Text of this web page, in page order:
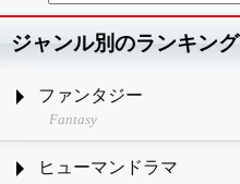
ジャンル別のランキング
ファンタジー
Fantasy
ヒューマンドラマ